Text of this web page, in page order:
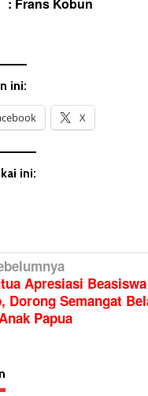
ini:
X
ini:
Apresiasi
Dorong Semangat
Papua